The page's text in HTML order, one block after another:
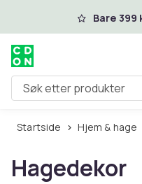
Hopp til Bare
Søk etter produkter
Startside Hjem & hage
Hagedekor